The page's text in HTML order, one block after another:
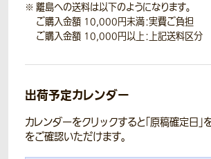
離島への送料は以下のようになります。
ご購入金額 10,000円未満：実費ご負担
ご購入金額 10,000円以上：上記送料区分
出荷予定カレンダー
カレンダーをクリックすると「原稿確定日」
をご確認いただけます。